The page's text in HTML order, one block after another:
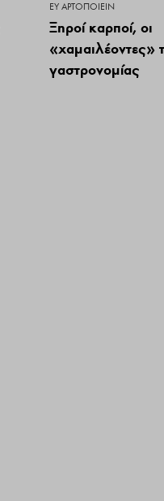
ΕΥ ΑΡΤΟΠΟΙΕΊΝ
Ξηροί καρποί, οι
«χαμαιλέοντες»
γαστρονομίας